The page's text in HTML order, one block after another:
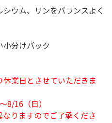
ウム、リンをバランスよく
小分けパック
業日とさせていただきま
8/16（日）
りますのでご了承くださ